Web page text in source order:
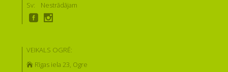
Sv:
Nestrādājam
VEIKALS OGRĒ:
Rīgas iela 23, Ogre